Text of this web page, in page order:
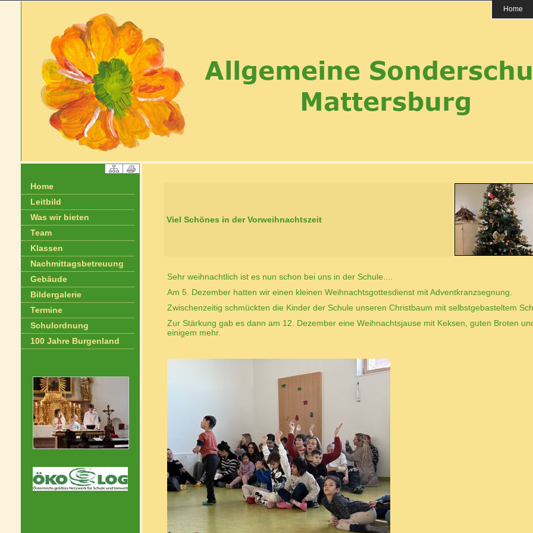
Home
Home
Leitbild
Was wir bieten
Team
Klassen
Nachmittagsbetreuung
Gebäude
Bildergalerie
Termine
Schulordnung
100 Jahre Burgenland
Viel Schönes in der Vorweihnachtszeit
Sehr weihnachtlich ist es nun schon bei uns in der Schule....
Am 5. Dezember hatten wir einen kleinen Weihnachtsgottesdienst mit Adventkranzsegnung.
Zwischenzeitig schmückten die Kinder der Schule unseren Christbaum mit selbstgebasteltem
Zur Stärkung gab es dann am 12. Dezember eine Weihnachtsjause mit Keksen, guten Broten
einigem mehr.